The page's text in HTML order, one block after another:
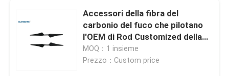
Accessori della fibra del
carbonio del fuco che pilotano
l'OEM di Rod Customized della
vite
MOQ：1 insieme
Prezzo：Custom price